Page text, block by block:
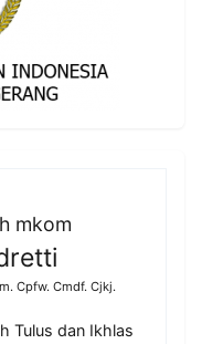
mkom
Cpfw. Cmdf. Cjkj.
Tulus dan Ikhlas